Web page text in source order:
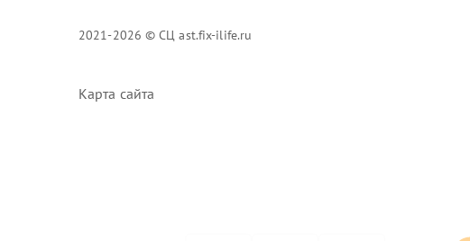
2021-2026 © СЦ ast.fix-ilife.ru
Карта сайта